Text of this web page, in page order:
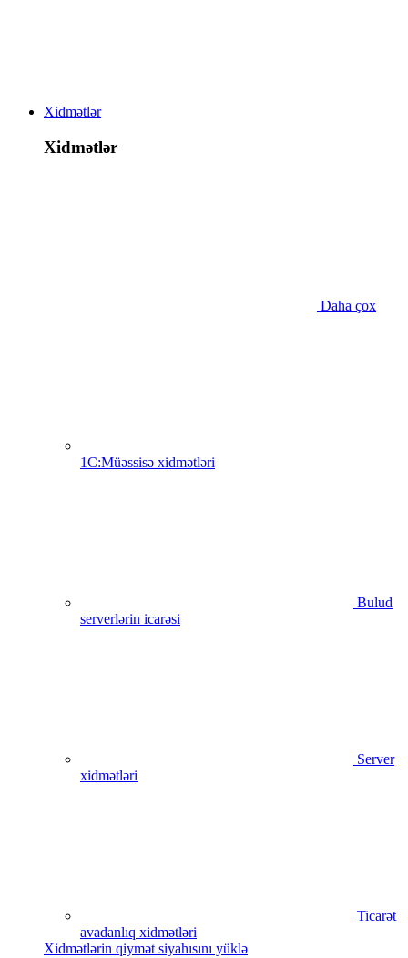
Xidmətlər
Xidmətlər
Daha çox
1C:Müəssisə xidmətləri
Bulud
serverlərin icarəsi
Server
xidmətləri
Ticarət
avadanlıq xidmətləri
Xidmətlərin qiymət siyahısını yüklə